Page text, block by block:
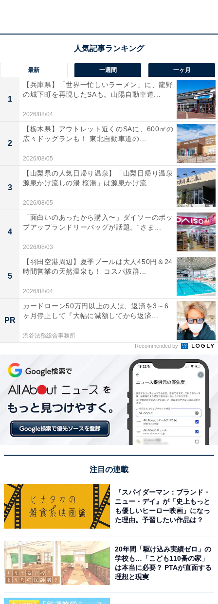
「無駄に家賃を払うぐらいなら」
現在、実家暮らしを選んでいる理由を尋ねると、「仕事
場が実家から近いので、わざわざ一人暮らしをして無駄
に家賃を払うぐらいなら、家族と暮らせるうちに暮らし
ておこうと思ったから」とのこと。
さらに、「両親も高齢なので、二人っきりにさせておく
よりは自分がいて話し相手になる方がいいと思ったか
ら」と話しました。
「周りから変な目で見られる」ことが悩み
実家暮らしで苦労していることを尋ねると、「生活リズ
ムが違うことが多いので、その点は苦労している。仕事
から帰って来ると両親はもう眠たい時間なので、大きな
音を立てないように、お風呂も静かに入るように、いろ
いろ神経を使うところ」と言います。「あとは周りから
変な目で見られるところ」と続けました。
お金に関する悩みについては、「一人暮らしをするより
は安く上がっているけど、食費や光熱費はやはり一人暮
らしより高くなるところが悩みです」と教えてくれまし
た。
通勤利便性が高く、1人暮らしの必要性を感じなかった
ようです。両親との生活には、生活リズムが違うことや
周囲の視線が気になるなど、多少なりともストレスを感
じている様子もうかがえました。
※回答者のコメントは原文ママです
※エピソードは投稿者の当時のものです。現在とはサー
ビスや金額などの情報が異なることがございます
※投稿エピソードのため、内容の正確性を保証するもの
ではございません
最新 一週間 一ヶ月
1
【兵庫県】「世界一忙しいラーメン」に、龍野
の城下町を再現したSAも。山陽自動車道...
2026/08/04
2
【栃木県】アウトレット近くのSAに、600㎡の
広々ドッグランも！ 東北自動車道の...
2026/08/05
3
【山梨県の人気日帰り温泉】「山梨日帰り温泉
源泉かけ流しの湯 桜湯」は源泉かけ流...
2026/08/05
4
「面白いのあったから購入〜」ダイソーのポッ
プアップランドリーバッグが話題。“さま...
2026/08/03
5
【羽田空港周辺】夏季プールは大人450円＆24
時間営業の天然温泉も！ コスパ抜群...
2026/08/04
PR
カードローン50万円以上の人は、返済を3～6
ヶ月停止して『大幅に減額してから返済...
渋谷法務総合事務所
Recommended by
注目の連載
『スパイダーマン：ブランド・
ニュー・デイ』が「史上もっと
も優しいヒーロー映画」になっ
た理由。予習したい作品は？
20年間「駆け込み実績ゼロ」の
学校も…「こども110番の家」
は本当に必要？ PTAが直面する
理想と現実